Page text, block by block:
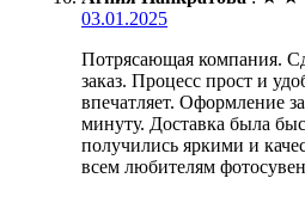
03.01.2025
Потрясающая компания.
заказ. Процесс прост и
впечатляет. Оформление
минуту. Доставка была
получились яркими и
всем любителям